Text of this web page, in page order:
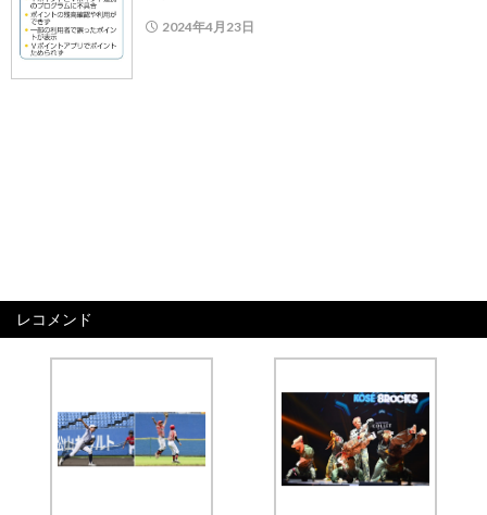
2024年4月23日
レコメンド